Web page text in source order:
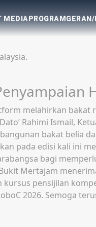
MEDIAPROGRAM
Sukan 2026
Dalam Sukan 2026
dua hari bermula
Negeri, jurulatih,
memperkasa
yang lebih
Timbalan
Sarawak,